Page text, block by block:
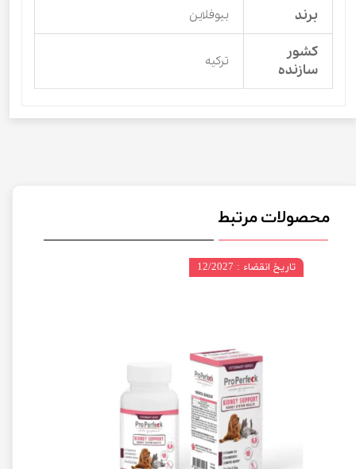
برند بیوفلاین
کشور
سازنده
ترکیه
محصولات مرتبط
تاریخ انقضاء : 12/2027